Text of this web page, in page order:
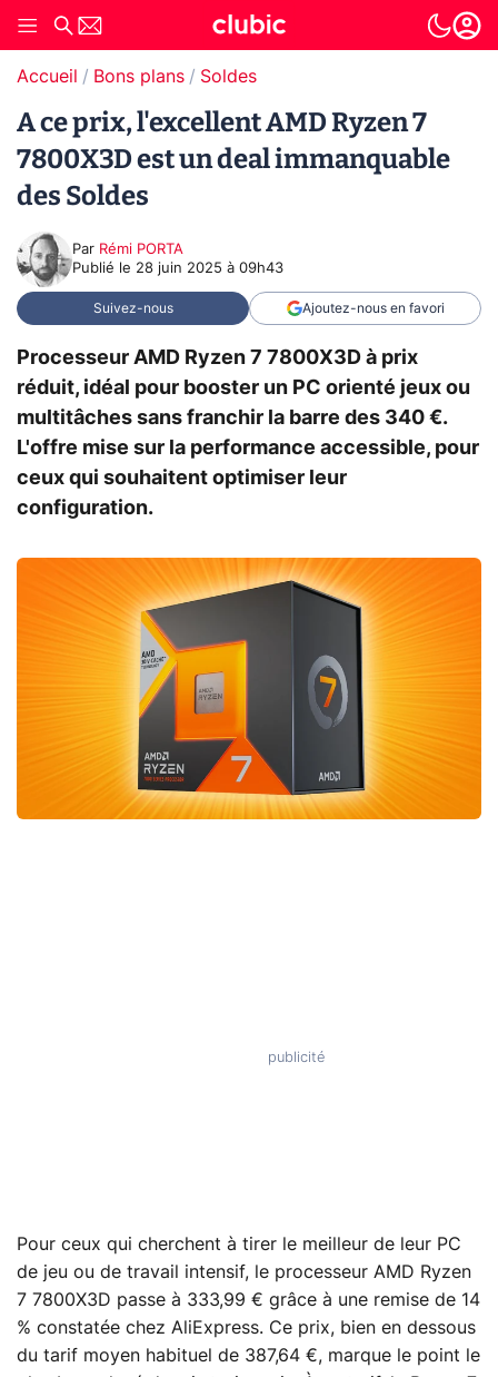
Accueil Bons plans Soldes
A ce prix, l'excellent AMD Ryzen 7
7800X3D est un deal immanquable
des Soldes
Par Rémi PORTA
Publié le 28 juin 2025 à 09h43
Suivez-nous Ajoutez-nous en favori
Processeur AMD Ryzen 7 7800X3D à prix
réduit, idéal pour booster un PC orienté jeux ou
multitâches sans franchir la barre des 340 €.
L'offre mise sur la performance accessible, pour
ceux qui souhaitent optimiser leur
configuration.
Pour ceux qui cherchent à tirer le meilleur de leur PC
de jeu ou de travail intensif, le processeur AMD Ryzen
7 7800X3D passe à 333,99 € grâce à une remise de 14
% constatée chez AliExpress. Ce prix, bien en dessous
du tarif moyen habituel de 387,64 €, marque le point le